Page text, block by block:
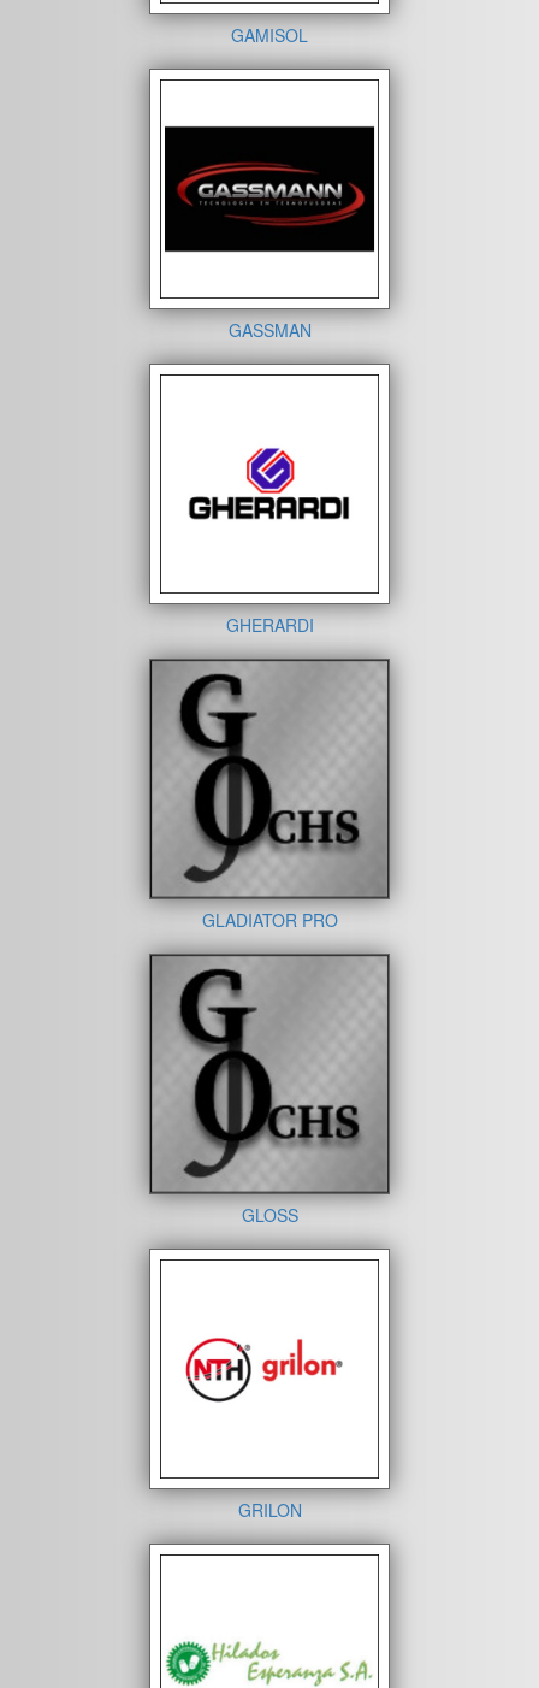
GAMISOL
GASSMAN
GHERARDI
GLADIATOR PRO
GLOSS
GRILON